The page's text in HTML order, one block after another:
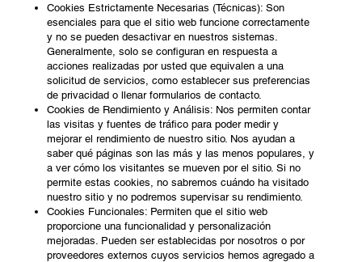
Cookies Estrictamente Necesarias (Técnicas): Son
esenciales para que el sitio web funcione correctamente
y no se pueden desactivar en nuestros sistemas.
Generalmente, solo se configuran en respuesta a
acciones realizadas por usted que equivalen a una
solicitud de servicios, como establecer sus preferencias
de privacidad o llenar formularios de contacto.
Cookies de Rendimiento y Análisis: Nos permiten contar
las visitas y fuentes de tráfico para poder medir y
mejorar el rendimiento de nuestro sitio. Nos ayudan a
saber qué páginas son las más y las menos populares, y
a ver cómo los visitantes se mueven por el sitio. Si no
permite estas cookies, no sabremos cuándo ha visitado
nuestro sitio y no podremos supervisar su rendimiento.
Cookies Funcionales: Permiten que el sitio web
proporcione una funcionalidad y personalización
mejoradas. Pueden ser establecidas por nosotros o por
proveedores externos cuyos servicios hemos agregado a